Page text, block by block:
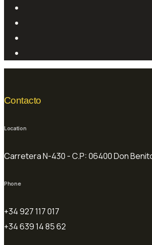
Contacto
Location
Carretera N-430 - C.P: 06400 Don
Phone
+34 927 117 017
+34 639 14 85 62